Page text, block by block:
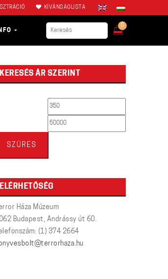
KÍVÁNSÁGLISTA
0
KERESÉS ÁR SZERINT
Min
SZŰRÉS
ELÉRHETŐSÉG
Háza Múzeum
Budapest, Andrássy út 60.
(1) 374 2664